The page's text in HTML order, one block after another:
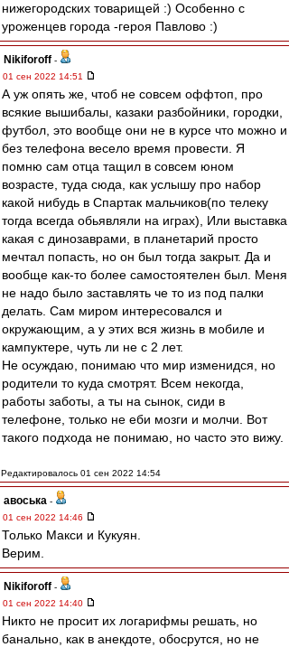
нижегородских товарищей :) Особенно с
уроженцев города -героя Павлово :)
Nikiforoff -
01 сен 2022 14:51
А уж опять же, чтоб не совсем оффтоп, про
всякие вышибалы, казаки разбойники, городки,
футбол, это вообще они не в курсе что можно и
без телефона весело время провести. Я
помню сам отца тащил в совсем юном
возрасте, туда сюда, как услышу про набор
какой нибудь в Спартак мальчиков(по телеку
тогда всегда обьявляли на играх), Или выставка
какая с динозаврами, в планетарий просто
мечтал попасть, но он был тогда закрыт. Да и
вообще как-то более самостоятелен был. Меня
не надо было заставлять че то из под палки
делать. Сам миром интересовался и
окружающим, а у этих вся жизнь в мобиле и
кампуктере, чуть ли не с 2 лет.
Не осуждаю, понимаю что мир изменидся, но
родители то куда смотрят. Всем некогда,
работы заботы, а ты на сынок, сиди в
телефоне, только не еби мозги и молчи. Вот
такого подхода не понимаю, но часто это вижу.
Редактировалось 01 сен 2022 14:54
авоська -
01 сен 2022 14:46
Только Макси и Кукуян.
Верим.
Nikiforoff -
01 сен 2022 14:40
Никто не просит их логарифмы решать, но
банально, как в анекдоте, обосрутся, но не